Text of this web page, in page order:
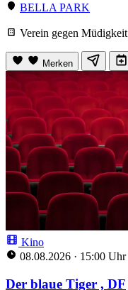
BELLA PARK
Verein gegen Müdigkeit
Merken
Kino
08.08.2026 · 15:00 Uhr
Der blaue Tiger , DF